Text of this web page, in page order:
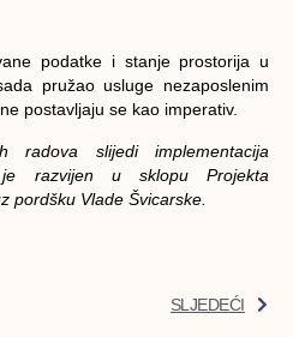
podatke i stanje prostorija u
pružao usluge nezaposlenim
postavljaju se kao imperativ.
radova slijedi implementacija
razvijen u sklopu Projekta
pordšku Vlade Švicarske.
SLJEDEĆI